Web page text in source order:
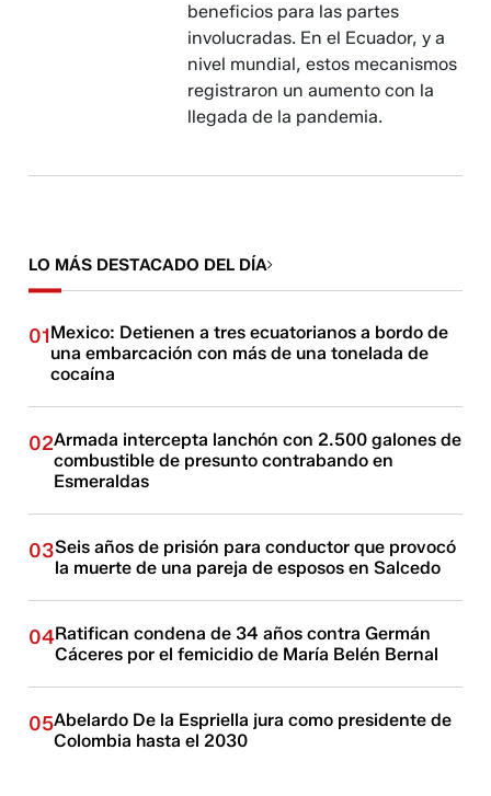
beneficios para las partes
involucradas. En el Ecuador, y a
nivel mundial, estos mecanismos
registraron un aumento con la
llegada de la pandemia.
LO MÁS DESTACADO DEL DÍA
01Mexico: Detienen a tres ecuatorianos a bordo de
una embarcación con más de una tonelada de
cocaína
02Armada intercepta lanchón con 2.500 galones de
combustible de presunto contrabando en
Esmeraldas
03Seis años de prisión para conductor que provocó
la muerte de una pareja de esposos en Salcedo
04Ratifican condena de 34 años contra Germán
Cáceres por el femicidio de María Belén Bernal
05Abelardo De la Espriella jura como presidente de
Colombia hasta el 2030